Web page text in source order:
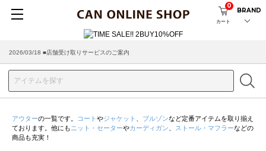
カート
0
BRAND
2026/03/18 ■店舗受け取りサービスのご案内
アウターの一覧です。 コート やジャケット ブルゾンなど定番アイテムを取り揃え
ております。他にも ニット・セーターやカーディガン ストール・マフラーなどの
商品も充実！